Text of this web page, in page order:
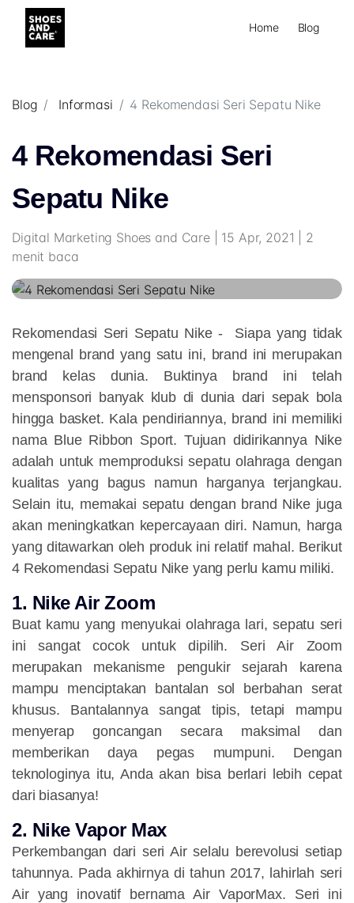
Home Blog
Blog Informasi 4 Rekomendasi Seri Sepatu Nike
4 Rekomendasi Seri
Sepatu Nike
Digital Marketing Shoes and Care | 15 Apr, 2021 | 2
menit baca
Rekomendasi Seri Sepatu Nike -
Siapa yang tidak
mengenal brand yang satu ini, brand ini merupakan
brand kelas dunia. Buktinya brand ini telah
mensponsori banyak klub di dunia dari sepak bola
hingga basket. Kala pendiriannya, brand ini memiliki
nama Blue Ribbon Sport. Tujuan didirikannya Nike
adalah untuk memproduksi sepatu olahraga dengan
kualitas yang bagus namun harganya terjangkau.
Selain itu, memakai sepatu dengan brand Nike juga
akan meningkatkan kepercayaan diri. Namun, harga
yang ditawarkan oleh produk ini relatif mahal. Berikut
4 Rekomendasi Sepatu Nike yang perlu kamu miliki.
1. Nike Air Zoom
Buat kamu yang menyukai olahraga lari, sepatu seri
ini sangat cocok untuk dipilih. Seri Air Zoom
merupakan mekanisme pengukir sejarah karena
mampu menciptakan bantalan sol berbahan serat
khusus. Bantalannya sangat tipis, tetapi mampu
menyerap goncangan secara maksimal dan
memberikan daya pegas mumpuni. Dengan
teknologinya itu, Anda akan bisa berlari lebih cepat
dari biasanya!
2. Nike Vapor Max
Perkembangan dari seri Air selalu berevolusi setiap
tahunnya. Pada akhirnya di tahun 2017, lahirlah seri
Air yang inovatif bernama Air VaporMax. Seri ini